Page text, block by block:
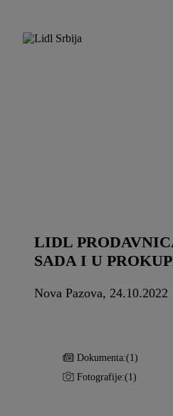
LIDL
SADA I U
Nova Pazova, 24.10.2022
Dokumenta:(1)
Fotografije:(1)